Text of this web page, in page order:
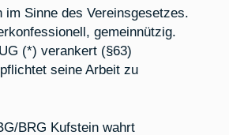
im Sinne des Vereinsgesetzes.
gemeinnützig.
(*) verankert (§63)
seine Arbeit zu
BRG Kufstein wahrt